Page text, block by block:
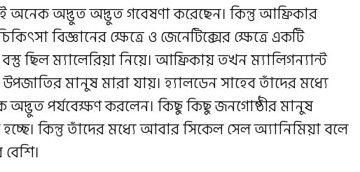
অনেক অদ্ভুত অদ্ভুত গবেষণা করেছেন। কিন্তু আফ্রিকার
বিজ্ঞানের ক্ষেত্রে ও জেনেটিক্সের ক্ষেত্রে একটি
ছিল ম্যালেরিয়া নিয়ে। আফ্রিকায় তখন ম্যালিগন্যান্ট
মানুষ মারা যায়। হ্যালডেন সাহেব তাঁদের মধ্যে
পর্যবেক্ষণ করলেন। কিছু কিছু জনগোষ্ঠীর মানুষ
কিন্তু তাঁদের মধ্যে আবার সিকেল সেল অ্যানিমিয়া বলে